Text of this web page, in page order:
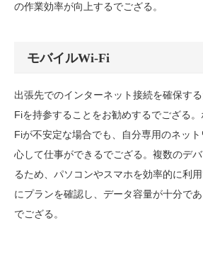
の作業効率が向上するでござる。
モバイルWi-Fi
出張先でのインターネット接続を確保す
Fiを持参することをお勧めするでござる
Fiが不安定な場合でも、自分専用のネッ
心して仕事ができるでござる。複数のデ
るため、パソコンやスマホを効率的に利
にプランを確認し、データ容量が十分で
でござる。